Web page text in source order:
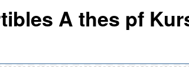
A thes pf